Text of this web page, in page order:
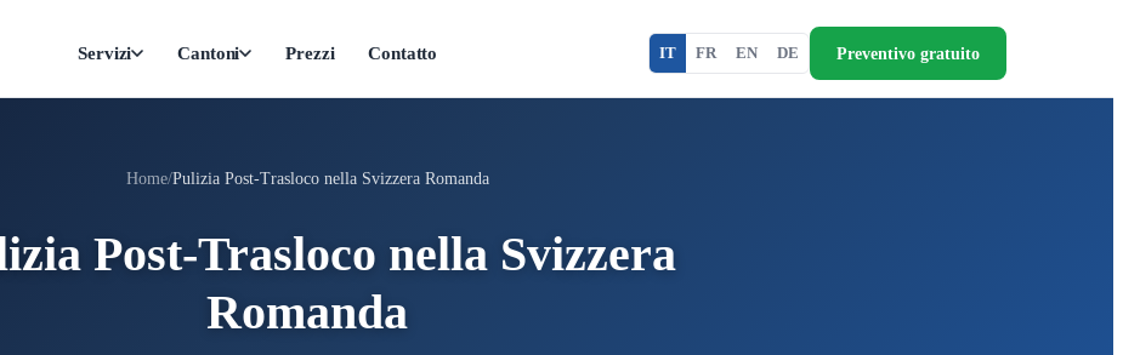
Servizi Cantoni Prezzi Contatto IT FR EN DE Preventivo gratuito
Home Pulizia Post-Trasloco nella Svizzera Romanda
Post-Trasloco nella Svizzera
Romanda